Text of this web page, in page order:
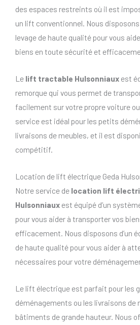
des espaces restreints où il est
un lift conventionnel. Nous disposons
levage de haute qualité pour vous
biens en toute sécurité et
Le lift tractable Hulsonniaux est
remorque qui vous permet de
facilement sur votre propre voiture
service est idéal pour les petits
livraisons de meubles, et il est
compétitif.
Location de lift électrique Geda
Notre service de location lift
Hulsonniaux est équipé d’un
pour vous aider à transporter vos
efficacement. Nous disposons d’un
de haute qualité pour vous aider à
nécessaires pour votre
Le lift électrique est parfait pour les
déménagements ou les livraisons de
bâtiments de grande hauteur. Nous